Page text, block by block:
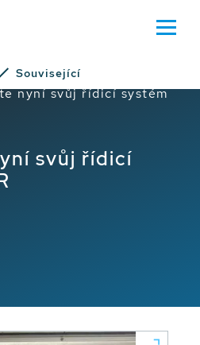
studie HUBER
nyní svůj řídicí systém
svůj řídicí
Související